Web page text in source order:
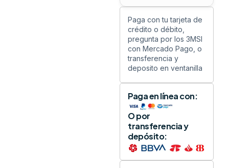
Paga con tu tarjeta de
crédito o débito,
pregunta por los 3MSI
con Mercado Pago, o
transferencia y
deposito en ventanilla
Paga en línea con:
O por
transferencia y
depósito: